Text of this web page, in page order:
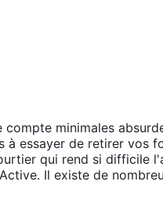
compte minimales
à essayer de retirer vos
qui rend si difficile
Il existe de